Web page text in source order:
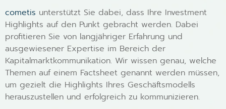
cometis unterstützt Sie dabei, dass Ihre Investment
Highlights auf den Punkt gebracht werden. Dabei
profitieren Sie von langjähriger Erfahrung und
ausgewiesener Expertise im Bereich der
Kapitalmarktkommunikation. Wir wissen genau, welche
Themen auf einem Factsheet genannt werden müssen,
um gezielt die Highlights Ihres Geschäftsmodells
herauszustellen und erfolgreich zu kommunizieren.